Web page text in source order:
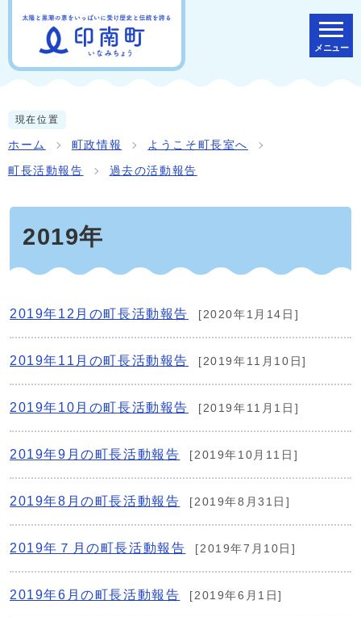
メニュー
現在位置
ホーム 町政情報 ようこそ町長室へ
町長活動報告 過去の活動報告
2019年
2019年12月の町長活動報告 [2020年1月14日]
2019年11月の町長活動報告 [2019年11月10日]
2019年10月の町長活動報告 [2019年11月1日]
2019年9月の町長活動報告 [2019年10月11日]
2019年8月の町長活動報告 [2019年8月31日]
2019年７月の町長活動報告 [2019年7月10日]
2019年6月の町長活動報告 [2019年6月1日]